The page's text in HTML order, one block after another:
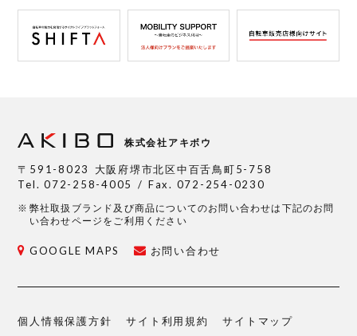
株式会社アキボウ
〒591-8023
大阪府堺市北区中百舌鳥町5-758
Tel.072-258-4005 Fax. 072-254-0230
弊社取扱ブランド及び商品についてのお問い合わせは下記のお問
い合わせページをご利用ください
GOOGLE MAPS お問い合わせ
個人情報保護方針 サイト利用規約 サイトマップ